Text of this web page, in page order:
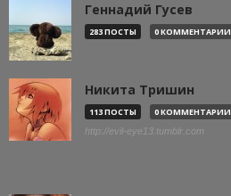
Геннадий Гусев
283 ПОСТЫ 0 КОММЕНТАРИИ
Никита Тришин
113 ПОСТЫ 0 КОММЕНТАРИИ
http://evil-eye13.tumblr.com